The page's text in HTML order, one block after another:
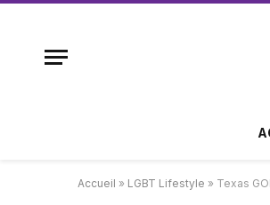
Accueil » LGBT Lifestyle » Texas